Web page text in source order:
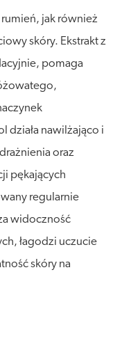
jak również
skóry. Ekstrakt z
pomaga
działa nawilżająco i
oraz
pękających
regularnie
widoczność
łagodzi uczucie
skóry na